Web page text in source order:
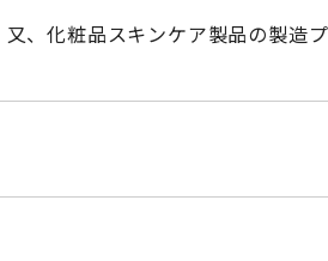
、化粧品スキンケア製品の製造